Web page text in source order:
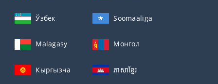
Ўзбек Soomaaliga
Malagasy Монгол
Кыргызча ភាសាខ្មែរ